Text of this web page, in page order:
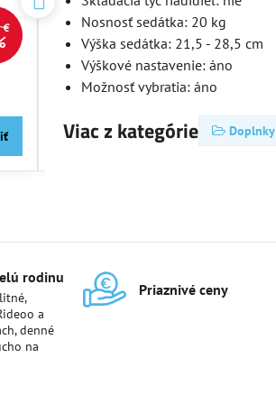
Nosnosť sedátka: 20 kg
Výška sedátka: 21,5 - 28,5 cm
Výškové nastavenie: áno
Možnosť vybratia: áno
Viac z kategórie Doplnky
€
6%
Kolobežka Micro Maxi Deluxe Pro LED
Skladom
149,46 € Zobraziť
rodinu
a
denné
na
Priaznivé ceny